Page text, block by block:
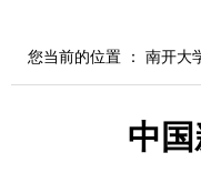
您当前的位置 ： 南开大
中